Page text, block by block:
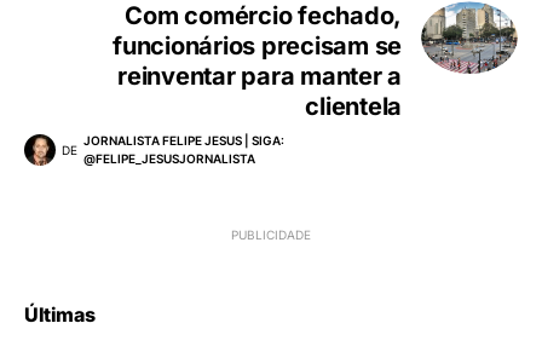
Com comércio fechado,
funcionários precisam se
reinventar para manter a
clientela
DE
JORNALISTA FELIPE JESUS | SIGA:
@FELIPE_JESUSJORNALISTA
Últimas